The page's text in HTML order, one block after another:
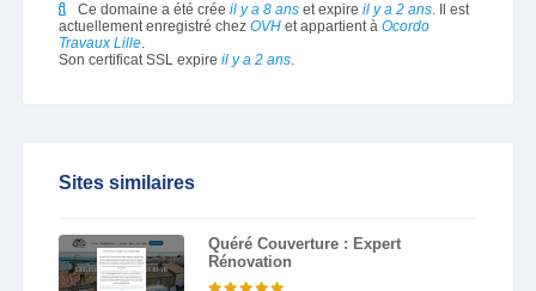
Ce domaine a été crée il y a 8 anset expire il y a 2 ans. Il est
actuellement enregistré chez OVHet appartient à Ocordo
Travaux Lille.
Son certificat SSL expire il y a 2 ans.
Sites similaires
Quéré Couverture : Expert
Rénovation